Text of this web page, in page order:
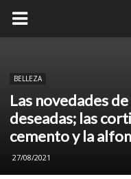
BELLEZA
Las novedades
deseadas; las
cemento y la
27/08/2021